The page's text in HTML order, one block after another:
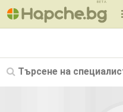
BETA
Търсене на